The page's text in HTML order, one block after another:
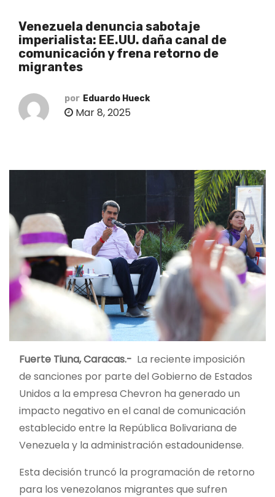
Venezuela denuncia sabotaje
imperialista: EE.UU. daña canal de
comunicación y frena retorno de
migrantes
por Eduardo Hueck
Mar 8, 2025
Fuerte Tiuna, Caracas.- La reciente imposición
de sanciones por parte del Gobierno de Estados
Unidos a la empresa Chevron ha generado un
impacto negativo en el canal de comunicación
establecido entre la República Bolivariana de
Venezuela y la administración estadounidense.
Esta decisión truncó la programación de retorno
para los venezolanos migrantes que sufren